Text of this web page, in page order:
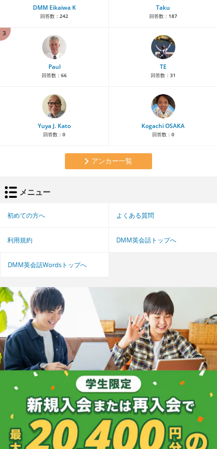
DMM Eikaiwa K
回答数： 242
Taku
回答数： 187
3
Paul
回答数： 66
TE
回答数： 31
Yuya J. Kato
回答数： 0
Kogachi OSAKA
回答数： 0
アンカー一覧
メニュー
初めての方へ よくある質問
利用規約 DMM英会話トップへ
DMM英会話Wordsトップへ